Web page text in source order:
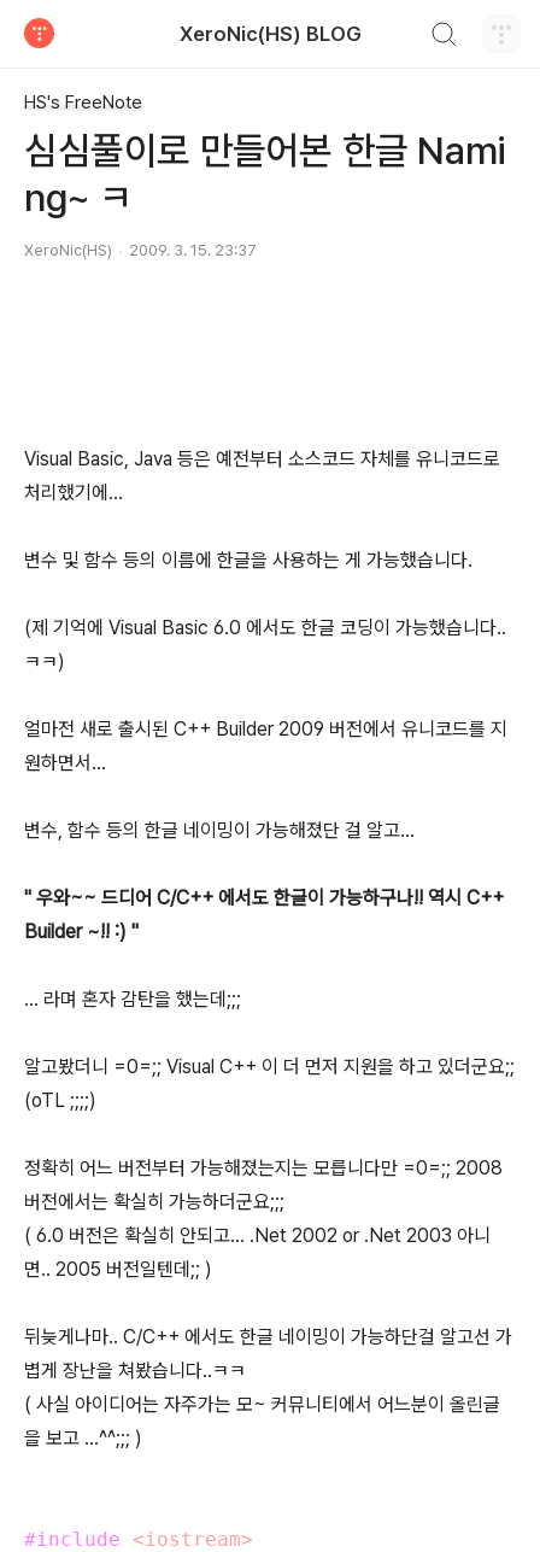
XeroNic(HS) BLOG
HS's FreeNote
심심풀이로 만들어본 한글 Nami
ng~ ㅋ
XeroNic(HS) 2009. 3. 15. 23:37
Visual Basic, Java 등은 예전부터 소스코드 자체를 유니코드로
처리했기에...
변수 및 함수 등의 이름에 한글을 사용하는 게 가능했습니다.
(제 기억에 Visual Basic 6.0 에서도 한글 코딩이 가능했습니다..
ㅋㅋ)
얼마전 새로 출시된 C++ Builder 2009 버전에서 유니코드를 지
원하면서...
변수, 함수 등의 한글 네이밍이 가능해졌단 걸 알고...
" 우와~~ 드디어 C/C++ 에서도 한글이 가능하구나!! 역시 C++
Builder ~!! :) "
... 라며 혼자 감탄을 했는데;;;
알고봤더니 =0=;; Visual C++ 이 더 먼저 지원을 하고 있더군요;;
(oTL ;;;;)
정확히 어느 버전부터 가능해졌는지는 모릅니다만 =0=;; 2008
버전에서는 확실히 가능하더군요;;;
( 6.0 버전은 확실히 안되고... .Net 2002 or .Net 2003 아니
면.. 2005 버전일텐데;; )
뒤늦게나마.. C/C++ 에서도 한글 네이밍이 가능하단걸 알고선 가
볍게 장난을 쳐봤습니다..ㅋㅋ
( 사실 아이디어는 자주가는 모~ 커뮤니티에서 어느분이 올린글
을 보고 ...^^;;; )
#include <iostream>